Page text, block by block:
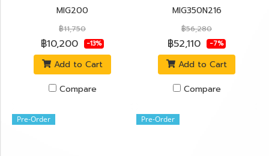
MIG200
฿11,750
฿10,200 -13%
Add to Cart
Compare
MIG350N216
฿56,280
฿52,110 -7%
Add to Cart
Compare
Pre-Order Pre-Order